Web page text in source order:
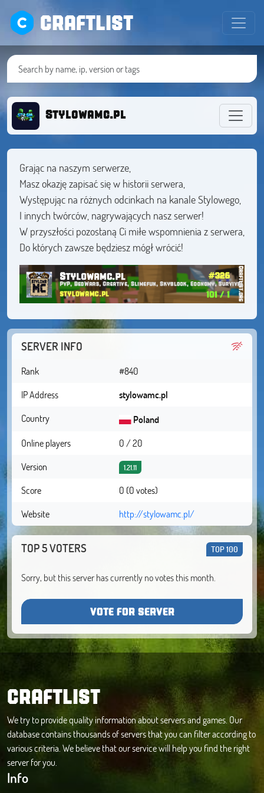
CRAFTLIST
Stylowamc.pl
Grając na naszym serwerze,
Masz okazję zapisać się w historii serwera,
Występując na różnych odcinkach na kanale Stylowego,
I innych twórców, nagrywających nasz serwer!
W przyszłości pozostaną Ci miłe wspomnienia z serwera,
Do których zawsze będziesz mógł wrócić!
SERVER INFO
Rank
#840
IP Address
stylowamc.pl
Country
Poland
Online players
0 / 20
Version
1.21.11
Score
0 (0 votes)
Website
http://stylowamc.pl/
TOP 5 VOTERS TOP 100
Sorry, but this server has currently no votes this month.
VOTE FOR SERVER
CRAFTLIST
We try to provide quality information about servers and games. Our
database contains thousands of servers that you can filter according to
various criteria. We believe that our service will help you find the right
server for you.
Info